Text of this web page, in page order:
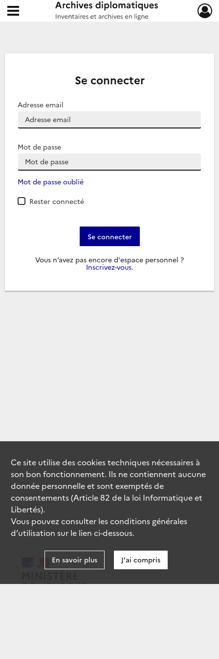
Archives diplomatiques
Ouvrir le menu déroulant
Se connecter
Adresse email
Mot de passe
Mot de passe oublié
Rester connecté
Se connecter
Vous n’avez pas encore d'espace personnel ?
Inscrivez-vous.
Ce site utilise descookiestechniques nécessaires à
son bon fonctionnement. Ils ne contiennent aucune
donnée personnelle et sont exemptés de
consentements (Article 82 de la loi Informatique et
Libertés).
Vous pouvez consulter les conditions générales
d’utilisation sur le lien ci-dessous.
En savoir plus J'ai compris